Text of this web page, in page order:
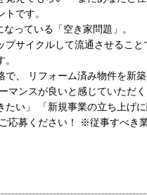
です。
っている「空き家問題」。
サイクルして流通させること
、 リフォーム済み物件を新
マンスが良いと感じていただく
たい」 「新規事業の立ち上げ
応募ください！ ※従事すべき